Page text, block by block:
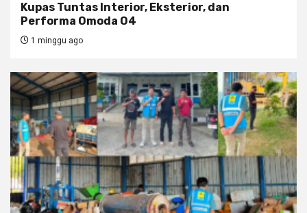
Kupas Tuntas Interior, Eksterior, dan
Performa Omoda O4
1 minggu ago